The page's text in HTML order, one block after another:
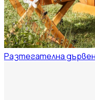
Разтегателна